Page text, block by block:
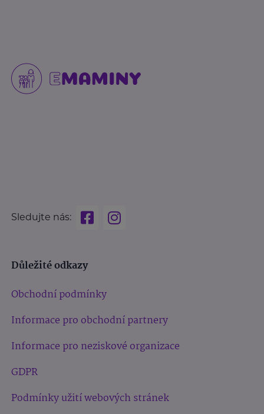
Sledujte nás:
Důležité odkazy
Obchodní podmínky
Informace pro obchodní partnery
Informace pro neziskové organizace
GDPR
Podmínky užití webových stránek